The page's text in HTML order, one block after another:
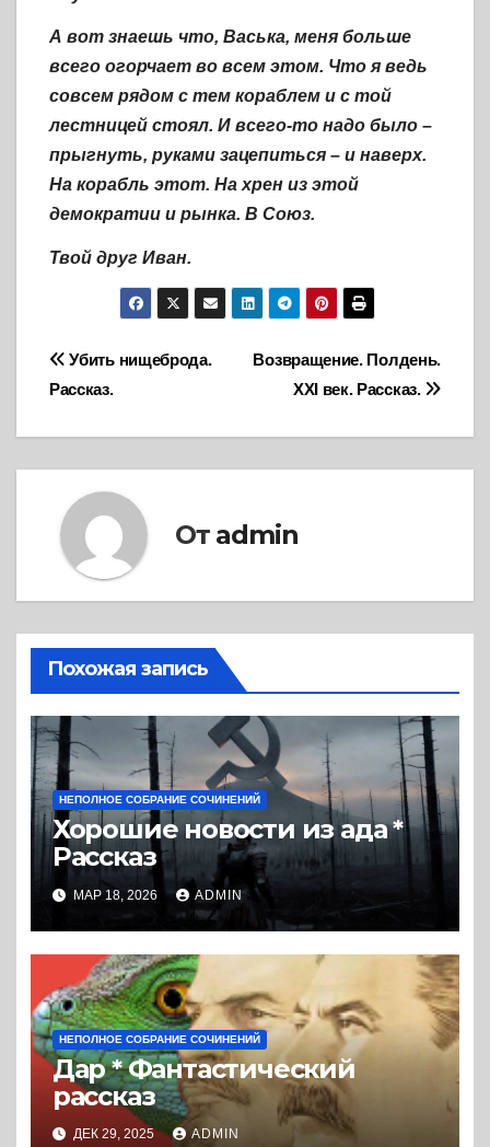
А вот знаешь что, Васька, меня больше
всего огорчает во всем этом. Что я ведь
совсем рядом с тем кораблем и с той
лестницей стоял. И всего-то надо было –
прыгнуть, руками зацепиться – и наверх.
На корабль этот. На хрен из этой
демократии и рынка. В Союз.
Твой друг Иван.
Навигация
Возвращение. Полдень.
XXI век. Рассказ.
Убить нищеброда.
Рассказ.
От admin
Похожая запись
НЕПОЛНОЕ СОБРАНИЕ СОЧИНЕНИЙ
Хорошие новости из ада *
Рассказ
МАР 18, 2026 ADMIN
НЕПОЛНОЕ СОБРАНИЕ СОЧИНЕНИЙ
Дар * Фантастический
рассказ
ДЕК 29, 2025 ADMIN